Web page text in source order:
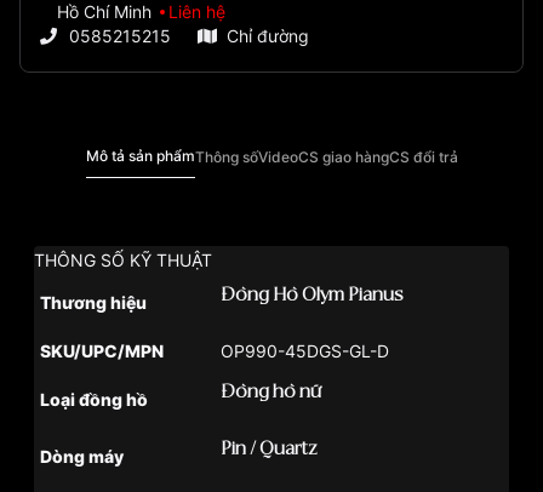
Hồ Chí Minh
Liên hệ
0585215215
Chỉ đường
Mô tả sản phẩmThông sốVideoCS giao hàngCS đổi trả
THÔNG SỐ KỸ THUẬT
Thương hiệu Đồng Hồ Olym Pianus
SKU/UPC/MPN OP990-45DGS-GL-D
Loại đồng hồ Đồng hồ nữ
Dòng máy Pin / Quartz